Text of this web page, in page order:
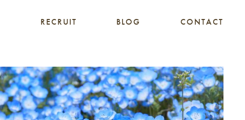
RECRUIT BLOG CONTACT